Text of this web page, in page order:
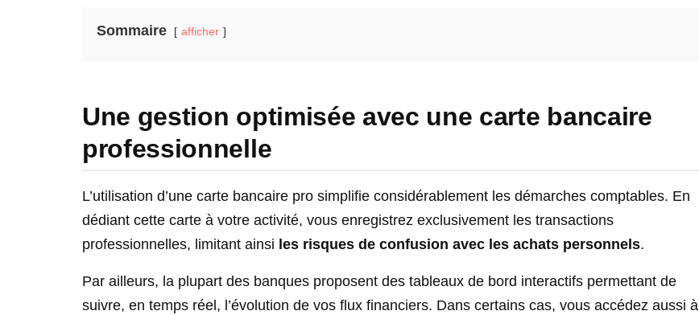
Sommaire afficher
Une gestion optimisée avec une carte bancaire
professionnelle
L’utilisation d’une carte bancaire pro simplifie considérablement les démarches comptables. En
dédiant cette carte à votre activité, vous enregistrez exclusivement les transactions
professionnelles, limitant ainsi les risques de confusion avec les achats personnels.
Par ailleurs, la plupart des banques proposent des tableaux de bord interactifs permettant de
suivre, en temps réel, l’évolution de vos flux financiers. Dans certains cas, vous accédez aussi à